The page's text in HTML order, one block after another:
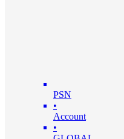
PSN
•
Account
•